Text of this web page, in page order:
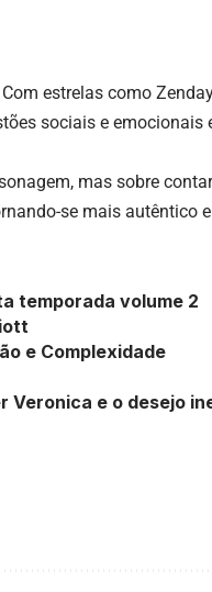
estrelas como
sociais e emocionais
mas sobre
se mais autêntico
temporada volume 2
e Complexidade
e o desejo